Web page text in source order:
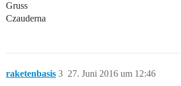
Gruss
Czauderna
raketenbasis 27. Juni 2016 um 12:46
3